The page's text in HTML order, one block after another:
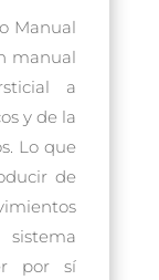
Manual
manual
a
y de la
Lo que
de
por sí